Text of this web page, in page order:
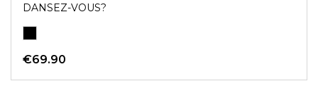
DANSEZ-VOUS?
€69.90